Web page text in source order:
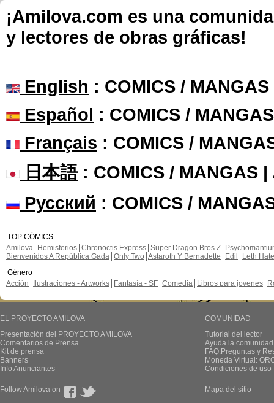
¡Amilova.com es una
y lectores de obras gráficas!
English : COMICS /
Español : COMICS /
Français : COMICS /
日本語: COMICS / MANGAS |
Русский : COMICS /
TOP CÓMICS
Amilova
Hemisferios Chronoctis Express Super Dragon Bros Z
Bienvenidos A República Gada Only Two Astaroth Y Bernadette Edil
Leth Hate
Género
Acción
Ilustraciones - Artworks Fantasía - SF Comedia Libros para jovenes
EL PROYECTO AMILOVA
Presentación del PROYECTO AMILOVA
Comentarios de Prensa
Kit de prensa
Banners
Info Anunciantes
COMUNIDAD
Tutorial del lector
Ayuda la
FAQ.Preguntas y
Moneda Virtual:
Condiciones de uso
Follow Amilova on Mapa del sitio